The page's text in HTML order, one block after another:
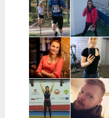
Maria
Laumola |
Helsinki,
Vantaa,
Kerava
Jenni Mutka |
Helsinki
Pekka
Kauranen |
Pohjois-
Pohjanmaa
Mervi
Wennerstrand
| Helsinki,
Ranska
Kaisa
Poikajärvi |
Espoo
Essi Malíková
| Tampere